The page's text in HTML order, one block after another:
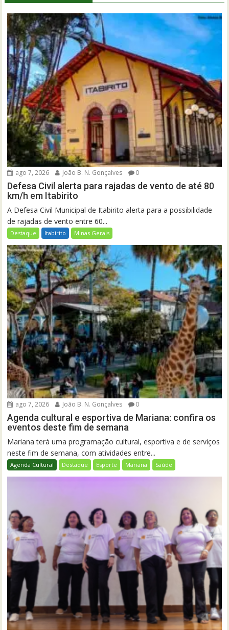
ago 7, 2026 João B. N. Gonçalves 0
Defesa Civil alerta para rajadas de vento de até 80
km/h em Itabirito
A Defesa Civil Municipal de Itabirito alerta para a possibilidade
de rajadas de vento entre 60...
Destaque Itabirito Minas Gerais
ago 7, 2026 João B. N. Gonçalves 0
Agenda cultural e esportiva de Mariana: confira os
eventos deste fim de semana
Mariana terá uma programação cultural, esportiva e de serviços
neste fim de semana, com atividades entre...
Agenda Cultural Destaque Esporte Mariana Saúde